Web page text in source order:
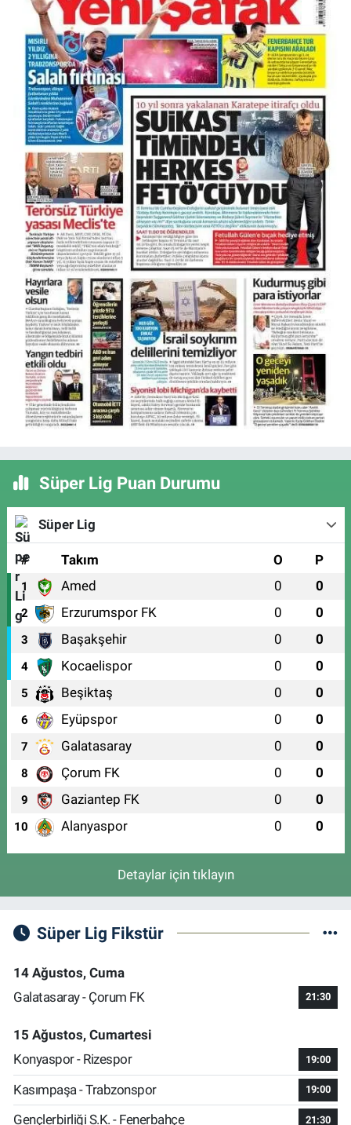
Süper Lig Puan Durumu
Süper Lig
# Takım O P
1 Amed 0 0
2 Erzurumspor FK 0 0
3 Başakşehir 0 0
4 Kocaelispor 0 0
5 Beşiktaş 0 0
6 Eyüpspor 0 0
7 Galatasaray 0 0
8 Çorum FK 0 0
9 Gaziantep FK 0 0
10 Alanyaspor 0 0
Detaylar için tıklayın
Süper Lig Fikstür
14 Ağustos, Cuma
Galatasaray - Çorum FK
21:30
15 Ağustos, Cumartesi
Konyaspor - Rizespor
19:00
Kasımpaşa - Trabzonspor 19:00
Gençlerbirliği S.K. - Fenerbahçe 21:30